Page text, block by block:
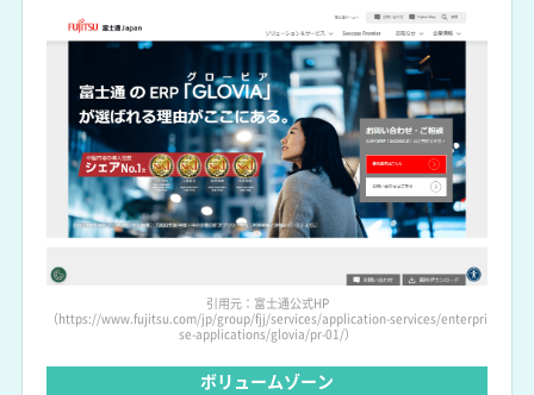
引用元：富士通公式HP
（https://www.fujitsu.com/jp/group/fjj/services/application-services/enterpri
se-applications/glovia/pr-01/）
ボリュームゾーン